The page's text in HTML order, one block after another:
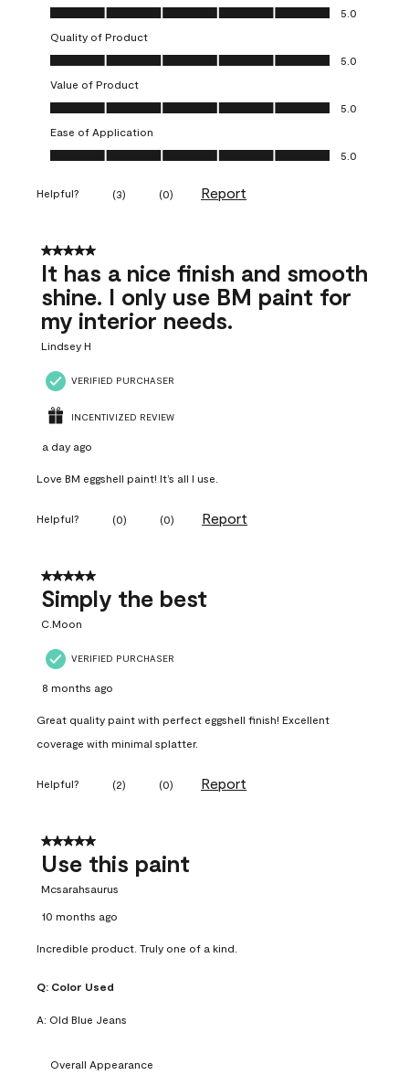
Overall Appearance, 5.0 out of 5
5.0
Quality of Product
Quality of Product, 5.0 out of 5
5.0
Value of Product
Value of Product, 5.0 out of 5
5.0
Ease of Application
Ease of Application, 5.0 out of 5
5.0
Helpful? (3) (0) Report
5 out of 5 stars.
It has a nice finish and smooth
shine. I only use BM paint for
my interior needs.
Lindsey H
VERIFIED PURCHASER
INCENTIVIZED REVIEW
a day ago
Love BM eggshell paint! It’s all I use.
Helpful? (0) (0) Report
5 out of 5 stars.
Simply the best
C.Moon
VERIFIED PURCHASER
8 months ago
Great quality paint with perfect eggshell finish! Excellent
coverage with minimal splatter.
Helpful? (2) (0) Report
5 out of 5 stars.
Use this paint
Mcsarahsaurus
10 months ago
Incredible product. Truly one of a kind.
Q: Color Used
A: Old Blue Jeans
Overall Appearance